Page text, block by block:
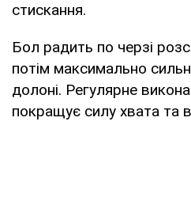
стискання.
Бол радить по черзі
потім максимально
долоні. Регулярне
покращує силу хвата та